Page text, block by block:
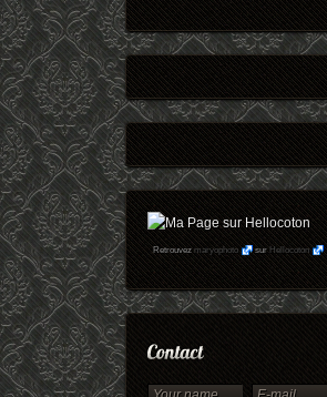
Retrouvezmaryophoto surHellocoton